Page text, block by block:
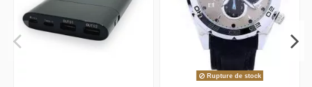
Rupture de stock